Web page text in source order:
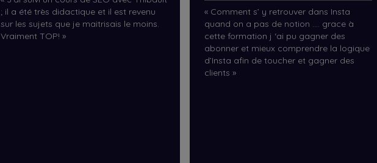
; il a été très didactique et il est revenu
sur les sujets que je maitrisais le moins.
Vraiment TOP! »
« Comment s’ y retrouver dans Insta
quand on a pas de notion …. grace à
cette formation j ‘ai pu gagner des
abonner et mieux comprendre la logique
d’Insta afin de toucher et gagner des
clients »